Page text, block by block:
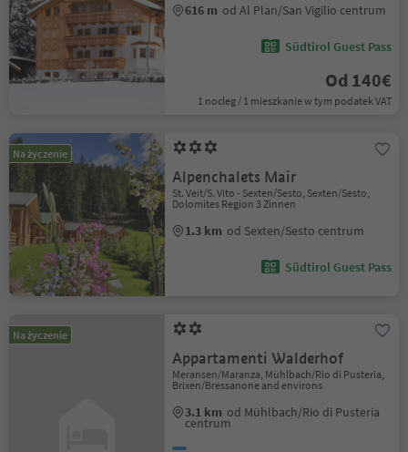
616 m od Al Plan/San Vigilio centrum
Südtirol Guest Pass
Od 140€
1 nocleg / 1 mieszkanie w tym podatek VAT
Na życzenie
Alpenchalets Mair
St. Veit/S. Vito - Sexten/Sesto, Sexten/Sesto,
Dolomites Region 3 Zinnen
1.3 km od Sexten/Sesto centrum
Südtirol Guest Pass
Na życzenie
Appartamenti Walderhof
Meransen/Maranza, Mühlbach/Rio di Pusteria,
Brixen/Bressanone and environs
3.1 km od Mühlbach/Rio di Pusteria
centrum